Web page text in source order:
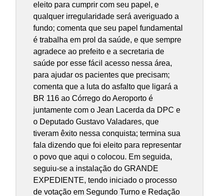
eleito para cumprir com seu papel, e
qualquer irregularidade será averiguado a
fundo; comenta que seu papel fundamental
é trabalha em prol da saúde, e que sempre
agradece ao prefeito e a secretaria de
saúde por esse fácil acesso nessa área,
para ajudar os pacientes que precisam;
comenta que a luta do asfalto que ligará a
BR 116 ao Córrego do Aeroporto é
juntamente com o Jean Lacerda da DPC e
o Deputado Gustavo Valadares, que
tiveram êxito nessa conquista; termina sua
fala dizendo que foi eleito para representar
o povo que aqui o colocou. Em seguida,
seguiu-se a instalação do GRANDE
EXPEDIENTE, tendo iniciado o processo
de votação em Segundo Turno e Redação